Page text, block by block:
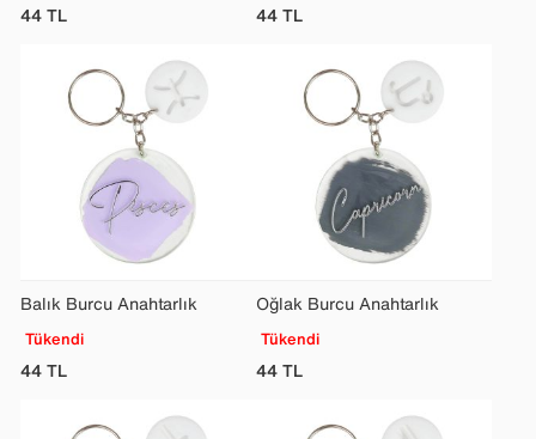
44TL 44TL
Balık Burcu Anahtarlık
Tükendi
44TL
Oğlak Burcu Anahtarlık
Tükendi
44TL